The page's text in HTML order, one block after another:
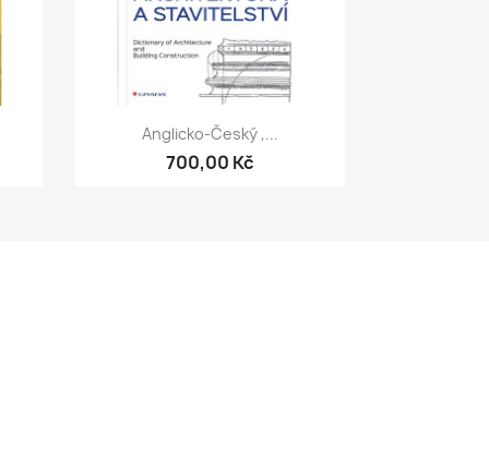
Rychlý náhled
Anglicko-Český ,...
700,00 Kč